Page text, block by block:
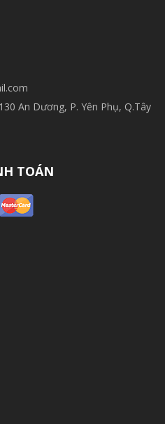
An Dương, P. Yên Phụ, Q.Tây
TOÁN